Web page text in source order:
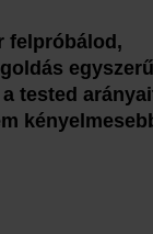
felpróbálod,
tested